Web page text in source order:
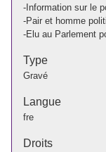
-Information sur le
-Pair et homme
-Elu au Parlement
Type
Gravé
Langue
fre
Droits